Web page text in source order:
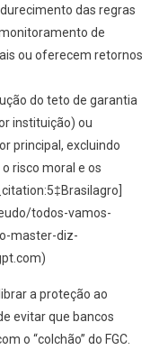
das regras
de
ou oferecem retornos
do teto de garantia
instituição) ou
principal, excluindo
risco moral e os
todos-vamos-
master-diz-
a proteção ao
evitar que bancos
o “colchão” do FGC.